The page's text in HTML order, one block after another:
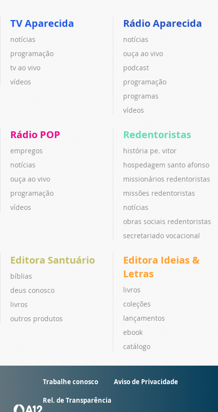
TV Aparecida
notícias
programação
tv ao vivo
vídeos
Rádio Aparecida
notícias
ouça ao vivo
podcast
programação
programas
vídeos
Rádio POP
empregos
notícias
ouça ao vivo
programação
vídeos
Redentoristas
história pe. vitor
hospedagem santo afonso
missionários redentoristas
missões redentoristas
notícias
obras sociais redentoristas
secretariado vocacional
Editora Santuário
bíblias
deus conosco
livros
outros produtos
Editora Ideias &
Letras
livros
coleções
lançamentos
ebook
catálogo
Trabalhe conosco Aviso de Privacidade
Rel. de Transparência